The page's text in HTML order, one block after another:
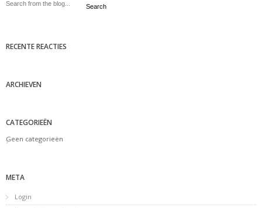
Search
RECENTE REACTIES
ARCHIEVEN
CATEGORIEËN
Geen categorieën
META
Login